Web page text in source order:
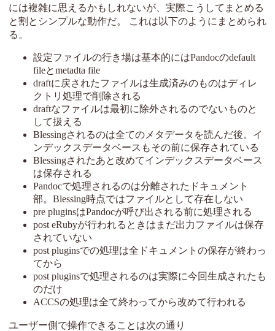
には複雑に思えるかもしれないが、実際こうしてまとめる
と割とシンプルな動作だ。 これは以下のようにまとめられ
る。
設定ファイルの行き場は基本的にはPandocのdefault
fileとmetadta file
draftに戻されたファイルは生成済みのものはディレ
クトリ処理で削除される
draftなファイルは最初に除外されるのでないものと
して扱える
Blessingされるのは全てのメタデータを読んだ後。イ
ンデックスデータベースもその前に保存されている
Blessingされたあと改めてインデックスデータベース
は保存される
Pandocで処理されるのは分離されたドキュメント
部。Blessing時点ではファイルとして存在しない
pre pluginsはPandocが呼び出される前に処理される
post eRubyが行われるときはまだ出力ファイルは保存
されていない
post pluginsでの処理は全ドキュメントの保存が終わっ
てから
post pluginsで処理されるのは実際に今回生成されたも
のだけ
ACCSの処理は全て終わってから改めて行われる
ユーザー側で操作できることは次の通り